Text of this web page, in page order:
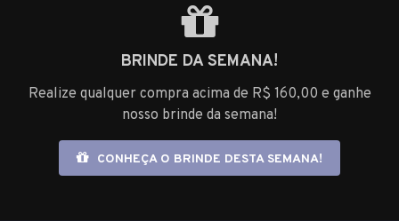
BRINDE DA SEMANA!
Realize qualquer compra acima de R$ 160,00 e ganhe
nosso brinde da semana!
CONHEÇA O BRINDE DESTA SEMANA!